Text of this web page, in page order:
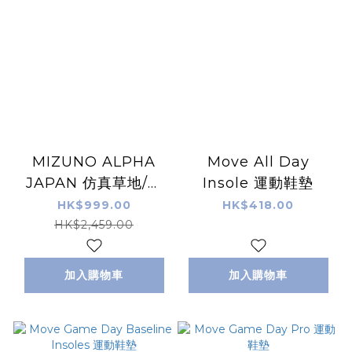
MIZUNO ALPHA
JAPAN 仿真草地/草
地足球鞋 紅色 (特價貨
品，不設退換)
HK$999.00
HK$2,459.00
加入購物車
Move All Day
Insole 運動鞋墊
HK$418.00
加入購物車